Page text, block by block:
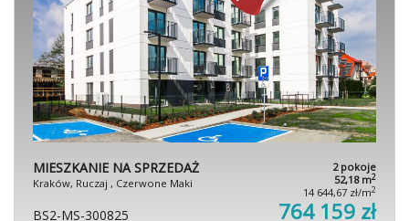
MIESZKANIE NA SPRZEDAŻ
Kraków, Ruczaj , Czerwone Maki
2 pokoje
52,18 m2
14 644,67 zł/m2
BS2-MS-300825 764 159 zł